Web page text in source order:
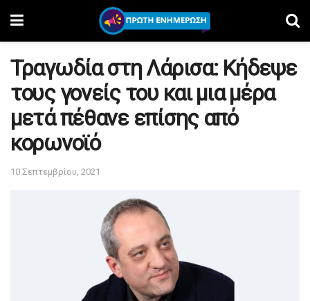
Τραγωδία στη Λάρισα: Κήδεψε
τους γονείς του και μια μέρα
μετά πέθανε επίσης από
κορωνοϊό
10 Σεπτεμβρίου, 2021